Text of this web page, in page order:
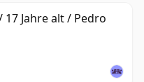
Jahre alt / Pedro